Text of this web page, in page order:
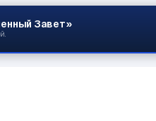
Завет»